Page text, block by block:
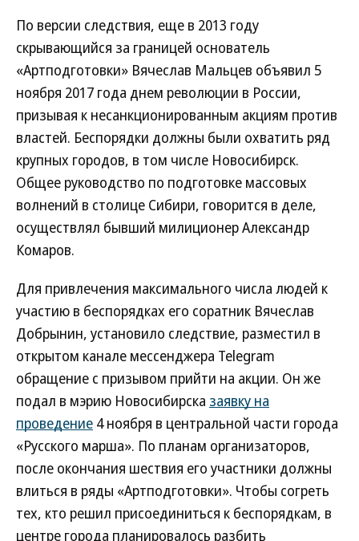
По версии следствия, еще в 2013 году
скрывающийся за границей основатель
«Артподготовки» Вячеслав Мальцев объявил 5
ноября 2017 года днем революции в России,
призывая к несанкционированным акциям против
властей. Беспорядки должны были охватить ряд
крупных городов, в том числе Новосибирск.
Общее руководство по подготовке массовых
волнений в столице Сибири, говорится в деле,
осуществлял бывший милиционер Александр
Комаров.
Для привлечения максимального числа людей к
участию в беспорядках его соратник Вячеслав
Добрынин, установило следствие, разместил в
открытом канале мессенджера Telegram
обращение с призывом прийти на акции. Он же
подал в мэрию Новосибирска заявку на
проведение 4 ноября в центральной части города
«Русского марша». По планам организаторов,
после окончания шествия его участники должны
влиться в ряды «Артподготовки». Чтобы согреть
тех, кто решил присоединиться к беспорядкам, в
центре города планировалось разбить